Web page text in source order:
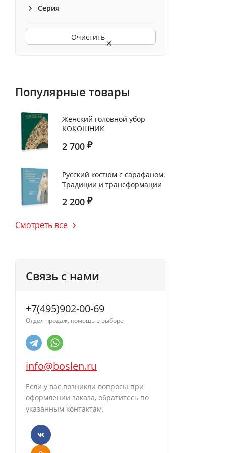
Серия
Очистить
Популярные товары
Женский головной убор
КОКОШНИК
2 700 ₽
Русский костюм с сарафаном.
Традиции и трансформации
2 200 ₽
Смотреть все
Связь с нами
+7(495)902-00-69
Отдел продаж, помощь в выборе
info@boslen.ru
Если у вас возникли вопросы при
оформлении заказа, обратитесь по
указанным контактам.